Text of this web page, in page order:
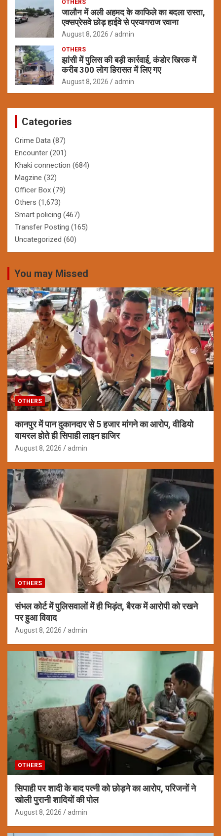
OTHERS
जालौन में अली अहमद के काफिले का बदला रास्ता,
एक्सप्रेसवे छोड़ हाईवे से प्रयागराज रवाना
August 8, 2026 admin
OTHERS
झांसी में पुलिस की बड़ी कार्रवाई, कंडोर खिरक में
करीब 300 लोग हिरासत में लिए गए
August 8, 2026 admin
Categories
Crime Data (87)
Encounter (201)
Khaki connection (684)
Magzine (32)
Officer Box (79)
Others (1,673)
Smart policing (467)
Transfer Posting (165)
Uncategorized (60)
You may Missed
OTHERS
कानपुर में पान दुकानदार से 5 हजार मांगने का आरोप, वीडियो
वायरल होते ही सिपाही लाइन हाजिर
August 8, 2026 admin
OTHERS
संभल कोर्ट में पुलिसवालों में ही भिड़ंत, बैरक में आरोपी को रखने
पर हुआ विवाद
August 8, 2026 admin
OTHERS
सिपाही पर शादी के बाद पत्नी को छोड़ने का आरोप, परिजनों ने
खोली पुरानी शादियों की पोल
August 8, 2026 admin